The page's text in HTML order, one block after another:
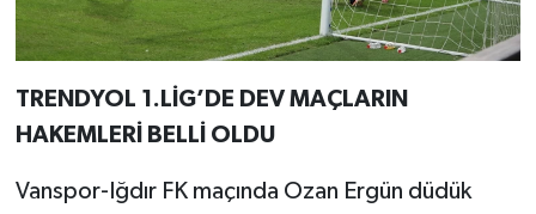
TRENDYOL 1.LİG’DE DEV MAÇLARIN
HAKEMLERİ BELLİ OLDU
Vanspor-Iğdır FK maçında Ozan Ergün düdük